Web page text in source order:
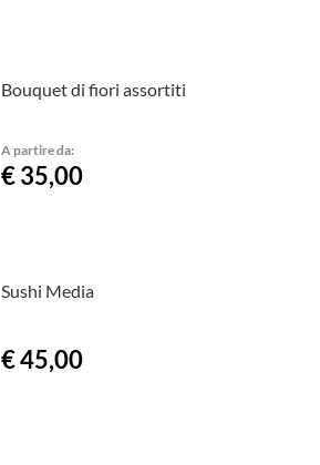
Bouquet di fiori assortiti
A partire da:
€ 35,00
Sushi Media
€ 45,00